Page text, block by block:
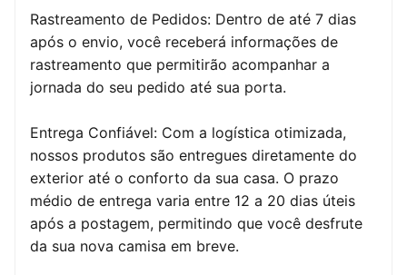
Rastreamento de Pedidos: Dentro de até 7 dias
após o envio, você receberá informações de
rastreamento que permitirão acompanhar a
jornada do seu pedido até sua porta.
Entrega Confiável: Com a logística otimizada,
nossos produtos são entregues diretamente do
exterior até o conforto da sua casa. O prazo
médio de entrega varia entre 12 a 20 dias úteis
após a postagem, permitindo que você desfrute
da sua nova camisa em breve.